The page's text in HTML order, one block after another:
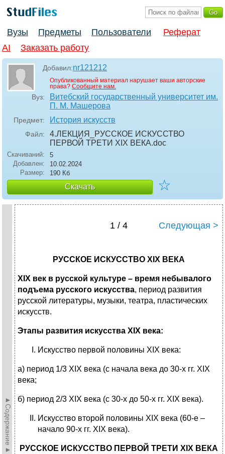
Вузы Предметы Пользователи
Реферат
AI
Заказать работу
Добавил:nr121212
Опубликованный материал нарушает ваши авторские
права? Сообщите нам.
Вуз:
Витебский государственный университет им.
П. М. Машерова
Предмет: История искусств
Файл:
4.ЛЕКЦИЯ_РУССКОЕ ИСКУССТВО
ПЕРВОЙ ТРЕТИ XIX ВЕКА.doc
Скачиваний:
5
Добавлен:
10.02.2024
Размер:
190 Кб
Скачать ☆
►Содержание►
1 / 4 Следующая >
РУССКОЕ ИСКУССТВО XIX ВЕКА
XIX век в русской культуре – время небывалого
подъема русского искусства, период развития
русской литературы, музыки, театра, пластических
искусств.
Этапы развития искусства XIX века:
Искусство первой половины XIX века:
а) период 1/3 XIX века (с начала века до 30-х гг. XIX
века;
б) период 2/3 XIX века (с 30-х до 50-х гг. XIX века).
Искусство второй половины XIX века (60-е –
начало 90-х гг. XIX века).
РУССКОЕ ИСКУССТВО ПЕРВОЙ ТРЕТИ XIX ВЕКА